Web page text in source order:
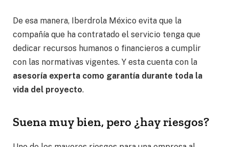
De esa manera, Iberdrola México evita que la
compañía que ha contratado el servicio tenga que
dedicar recursos humanos o financieros a cumplir
con las normativas vigentes. Y esta cuenta con la
asesoría experta como garantía durante toda la
vida del proyecto.
Suena muy bien, pero ¿hay riesgos?